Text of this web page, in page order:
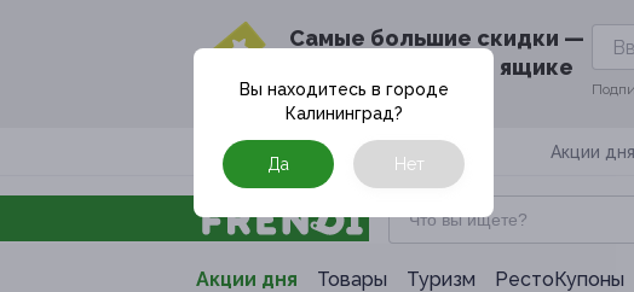
Cамые большие скидки —
в твоём почтовом ящике
Москва Акции дня
Акции дня Товары Туризм РестоКупоны
Вы находитесь в городе
Калининград?
Да Нет